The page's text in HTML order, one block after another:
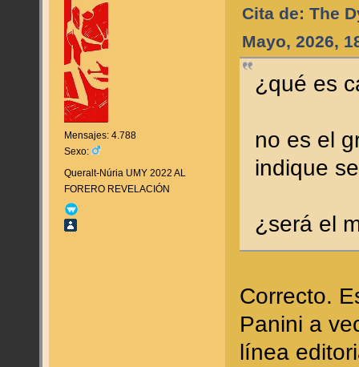
Mensajes: 4.788
Sexo:
Queralt-Núria UMY 2022 AL
FORERO REVELACIÓN
Cita de: The
Mayo, 2026,
¿qué es
no es el
indique
¿será el
Correcto.
Panini a
línea